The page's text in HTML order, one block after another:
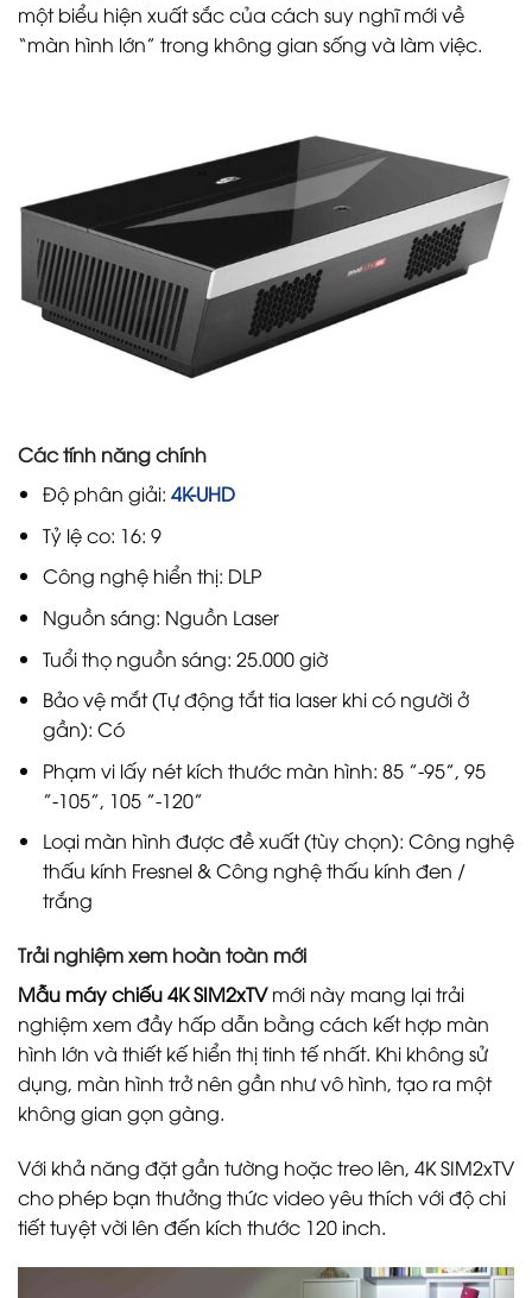
một biểu hiện xuất sắc của cách suy nghĩ mới về
“màn hình lớn” trong không gian sống và làm việc.
Các tính năng chính
Độ phân giải: 4K-UHD
Tỷ lệ co: 16: 9
Công nghệ hiển thị: DLP
Nguồn sáng: Nguồn Laser
Tuổi thọ nguồn sáng: 25.000 giờ
Bảo vệ mắt (Tự động tắt tia laser khi có người ở
gần): Có
Phạm vi lấy nét kích thước màn hình: 85 ”-95”, 95
”-105”, 105 ”-120”
Loại màn hình được đề xuất (tùy chọn): Công nghệ
thấu kính Fresnel & Công nghệ thấu kính đen /
trắng
Trải nghiệm xem hoàn toàn mới
Mẫu máy chiếu 4K SIM2xTVmới này mang lại trải
nghiệm xem đầy hấp dẫn bằng cách kết hợp màn
hình lớn và thiết kế hiển thị tinh tế nhất. Khi không sử
dụng, màn hình trở nên gần như vô hình, tạo ra một
không gian gọn gàng.
Với khả năng đặt gần tường hoặc treo lên, 4K SIM2xTV
cho phép bạn thưởng thức video yêu thích với độ chi
tiết tuyệt vời lên đến kích thước 120 inch.